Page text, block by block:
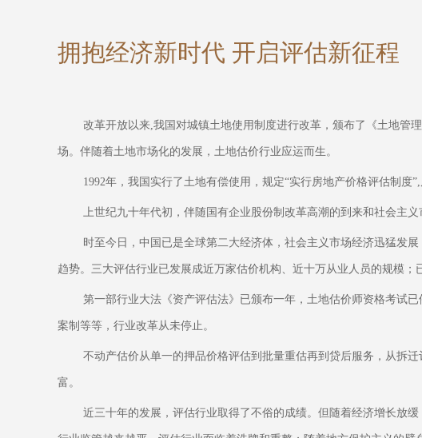
拥抱经济新时代 开启评估新征程
改革开放以来,我国对城镇土地使用制度进行改革，颁布了《土地管
场。伴随着土地市场化的发展，土地估价行业应运而生。
1992年，我国实行了土地有偿使用，规定“实行房地产价格评估制度
上世纪九十年代初，伴随国有企业股份制改革高潮的到来和社会主
时至今日，中国已是全球第二大经济体，社会主义市场经济迅猛发
趋势。三大评估行业已发展成近万家估价机构、近十万从业人员的规模
第一部行业大法《资产评估法》已颁布一年，土地估价师资格考试
案制等等，行业改革从未停止。
不动产估价从单一的押品价格评估到批量重估再到贷后服务，从拆
富。
近三十年的发展，评估行业取得了不俗的成绩。但随着经济增长放